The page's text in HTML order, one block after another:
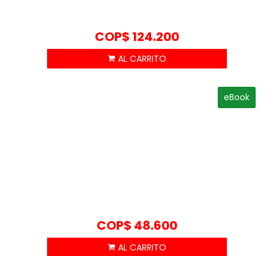
COP$ 124.200
eBook
COP$ 48.600